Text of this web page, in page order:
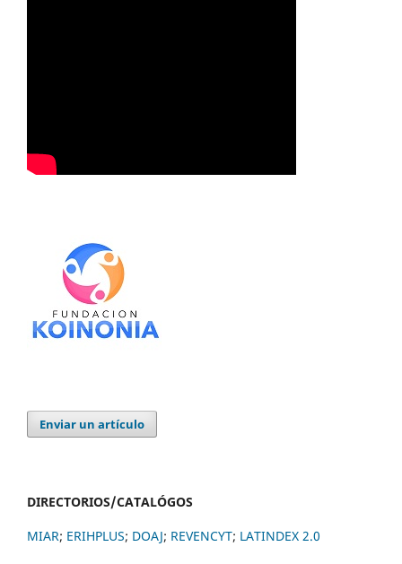
Enviar un artículo
DIRECTORIOS/CATALÓGOS
MIAR; ERIHPLUS; DOAJ; REVENCYT; LATINDEX 2.0